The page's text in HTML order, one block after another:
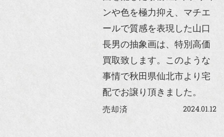
ンや色を極力抑え、マチエ
ールで質感を表現した山口
長男の抽象画は、特別高価
買取致します。このような
事情で秋田県仙北市より宅
配でお譲り頂きました。
売却済 2024.01.12